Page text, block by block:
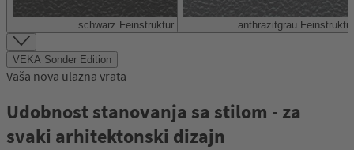
schwarz Feinstruktur (ähnlich RAL 9005)anthrazitgrau
Item
1
of
VEKA Sonder Edition
Vaša nova ulazna vrata
Udobnost stanovanja sa stilom - za
svaki arhitektonski dizajn